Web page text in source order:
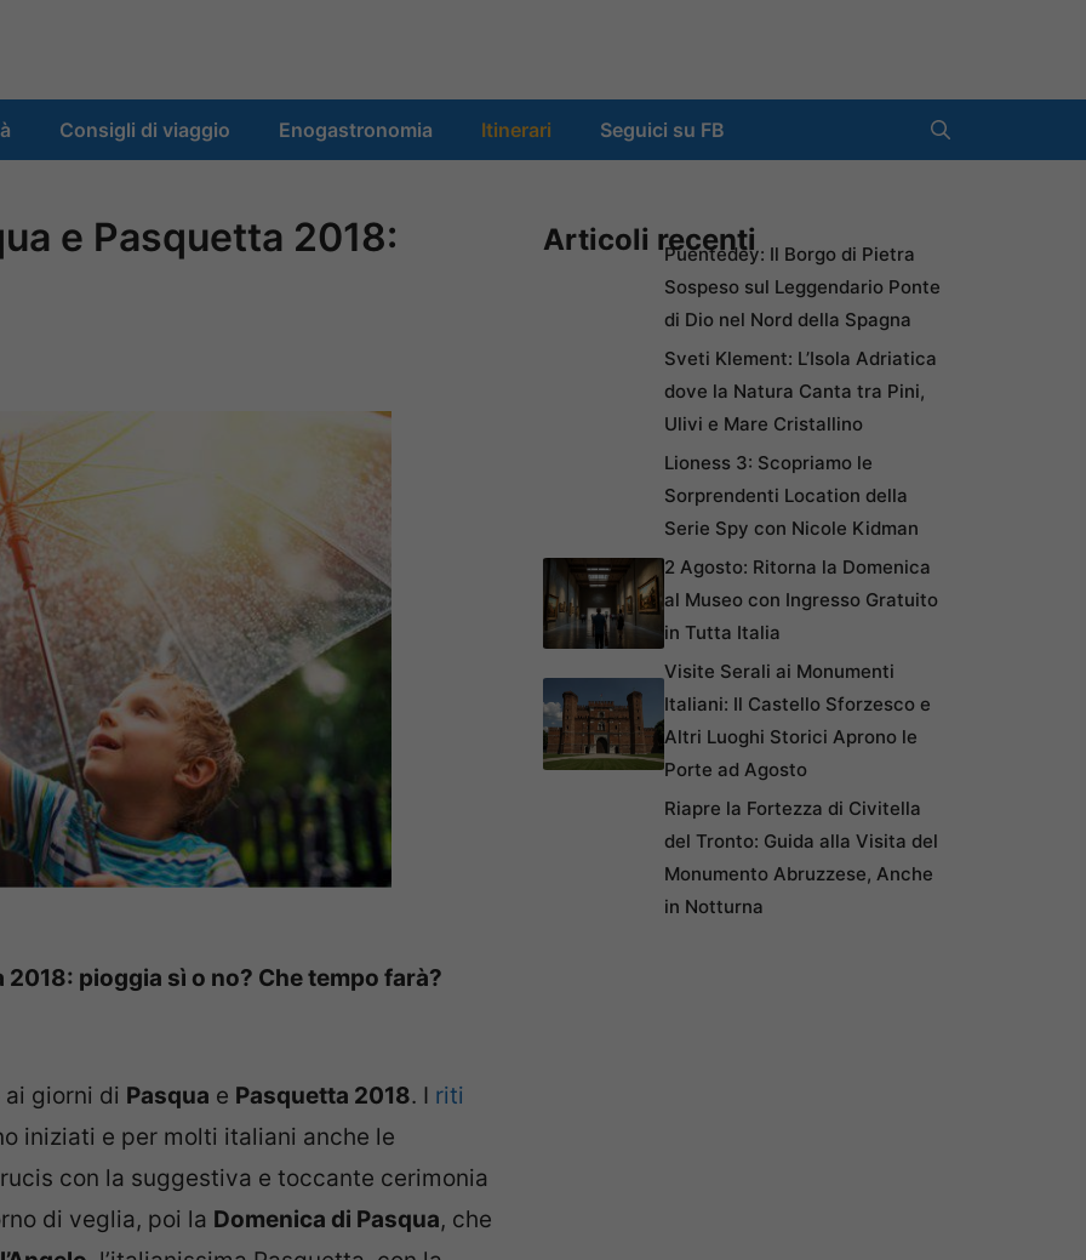
Consigli di viaggio Enogastronomia Itinerari Seguici su FB
e Pasquetta 2018:
pioggia sì o no? Che tempo farà?
giorni di Pasqua e Pasquetta 2018. I riti
iniziati e per molti italiani anche le
con la suggestiva e toccante cerimonia
di veglia, poi la Domenica di Pasqua, che
Articoli recentiPuentedey: Il Borgo di Pietra
Sospeso sul Leggendario Ponte
di Dio nel Nord della Spagna
Sveti Klement: L’Isola Adriatica
dove la Natura Canta tra Pini,
Ulivi e Mare Cristallino
Lioness 3: Scopriamo le
Sorprendenti Location della
Serie Spy con Nicole Kidman
2 Agosto: Ritorna la Domenica
al Museo con Ingresso Gratuito
in Tutta Italia
Visite Serali ai Monumenti
Italiani: Il Castello Sforzesco e
Altri Luoghi Storici Aprono le
Porte ad Agosto
Riapre la Fortezza di Civitella
del Tronto: Guida alla Visita del
Monumento Abruzzese, Anche
in Notturna